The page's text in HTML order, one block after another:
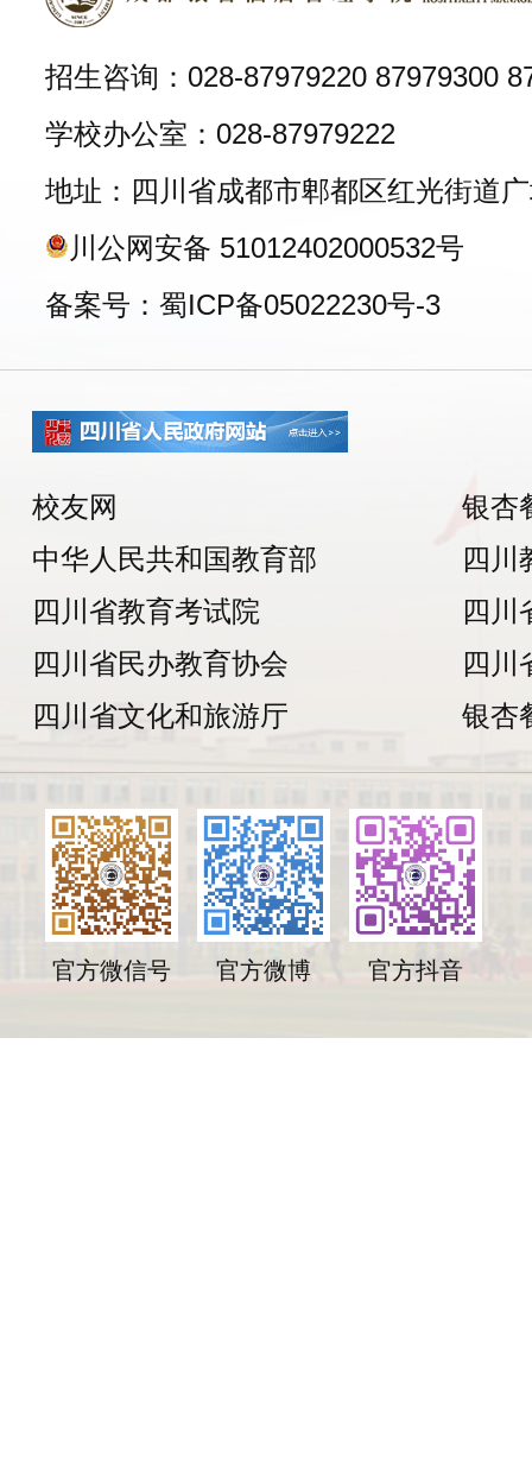
招生咨询：028-87979220 87979300
学校办公室：028-87979222
地址：四川省成都市郫都区红光街道
川公网安备 51012402000532号
备案号：蜀ICP备05022230号-3
校友网
银杏
中华人民共和国教育部
四川
四川省教育考试院
四川
四川省民办教育协会
四川
四川省文化和旅游厅
银杏
官方微信号 官方微博 官方抖音